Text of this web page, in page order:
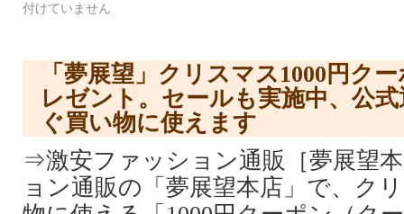
付けていません
「夢展望」クリスマス1000円ク
レゼント。セールも実施中、公
ぐ買い物に使えます
⇒激安ファッション通販［夢展望
ョン通販の「夢展望本店」で、ク